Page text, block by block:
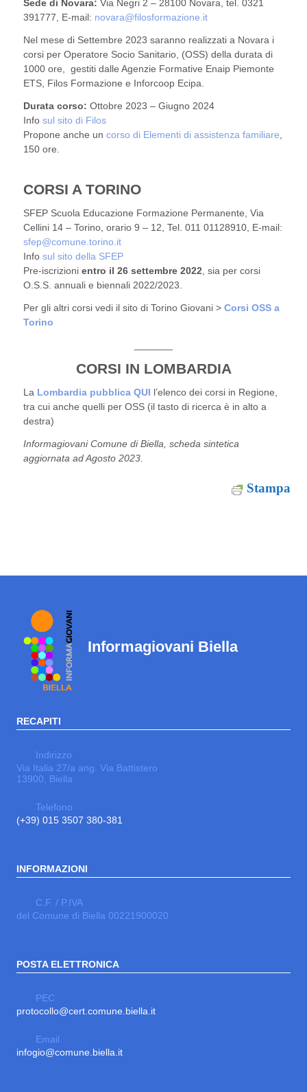
Sede di Novara: Via Negri 2 – 28100 Novara, tel. 0321
391777, E-mail: novara@filosformazione.it
Nel mese di Settembre 2023 saranno realizzati a Novara i
corsi per Operatore Socio Sanitario, (OSS) della durata di
1000 ore, gestiti dalle Agenzie Formative Enaip Piemonte
ETS, Filos Formazione e Inforcoop Ecipa.
Durata corso: Ottobre 2023 – Giugno 2024
Info sul sito di Filos
Propone anche un corso di Elementi di assistenza familiare
150 ore.
CORSI A TORINO
SFEP Scuola Educazione Formazione Permanente, Via
Cellini 14 – Torino, orario 9 – 12, Tel. 011 01128910, E-mail:
sfep@comune.torino.it
Info sul sito della SFEP
Pre-iscrizioni entro il 26 settembre 2022 , sia per corsi
O.S.S. annuali e biennali 2022/2023.
Per gli altri corsi vedi il sito di Torino Giovani > Corsi OSS a
Torino
CORSI IN LOMBARDIA
La Lombardia pubblica QUI l’elenco dei corsi in Regione,
tra cui anche quelli per OSS (il tasto di ricerca è in alto a
destra)
Informagiovani Comune di Biella, scheda sintetica
aggiornata ad Agosto 2023.
Stampa
Informagiovani Biella
RECAPITI
Indirizzo
Via Italia 27/a ang. Via Battistero
13900, Biella
Telefono
(+39) 015 3507 380-381
INFORMAZIONI
C.F. / P.IVA
del Comune di Biella 00221900020
POSTA ELETTRONICA
PEC
protocollo@cert.comune.biella.it
Email
infogio@comune.biella.it